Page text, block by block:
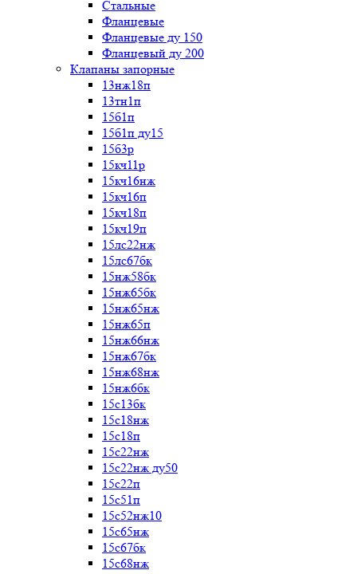
Стальные
Фланцевые
Фланцевые ду 150
Фланцевый ду 200
Клапаны запорные
13нж18п
13тн1п
15б1п
15б1п ду15
15б3р
15кч11р
15кч16нж
15кч16п
15кч18п
15кч19п
15лс22нж
15лс67бк
15нж58бк
15нж65бк
15нж65нж
15нж65п
15нж66нж
15нж67бк
15нж68нж
15нж6бк
15с13бк
15с18нж
15с18п
15с22нж
15с22нж ду50
15с22п
15с51п
15с52нж10
15с65нж
15с67бк
15с68нж